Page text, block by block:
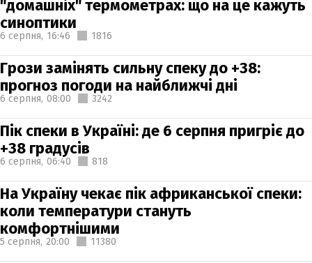
"домашніх" термометрах: що на це кажуть
синоптики
6 серпня, 16:46 1816
Грози замінять сильну спеку до +38:
прогноз погоди на найближчі дні
6 серпня, 08:00 3242
Пік спеки в Україні: де 6 серпня пригріє до
+38 градусів
6 серпня, 06:40 818
На Україну чекає пік африканської спеки:
коли температури стануть
комфортнішими
5 серпня, 20:00 11380